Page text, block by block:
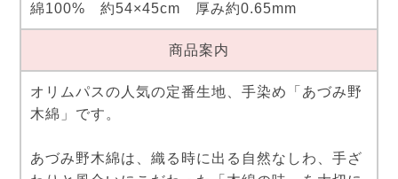
綿100% 約54×45cm 厚み約0.65mm
商品案内
オリムパスの人気の定番生地、手染め「あづみ野
木綿」です。
あづみ野木綿は、織る時に出る自然なしわ、手ざ